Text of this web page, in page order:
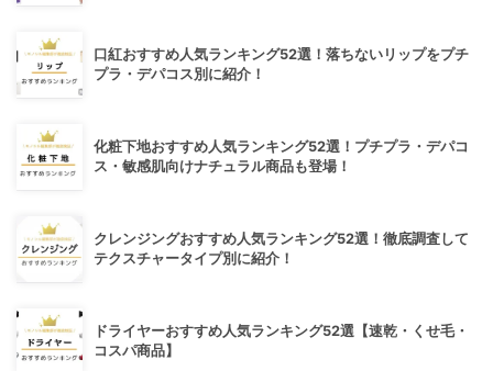
口紅おすすめ人気ランキング52選！落ちないリップをプチ
プラ・デパコス別に紹介！
化粧下地おすすめ人気ランキング52選！プチプラ・デパコ
ス・敏感肌向けナチュラル商品も登場！
クレンジングおすすめ人気ランキング52選！徹底調査して
テクスチャータイプ別に紹介！
ドライヤーおすすめ人気ランキング52選【速乾・くせ毛・
コスパ商品】